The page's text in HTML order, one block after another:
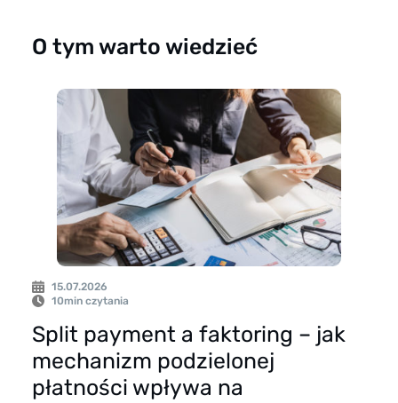
O tym warto wiedzieć
15.07.2026
10min czytania
Split payment a faktoring – jak
mechanizm podzielonej
płatności wpływa na